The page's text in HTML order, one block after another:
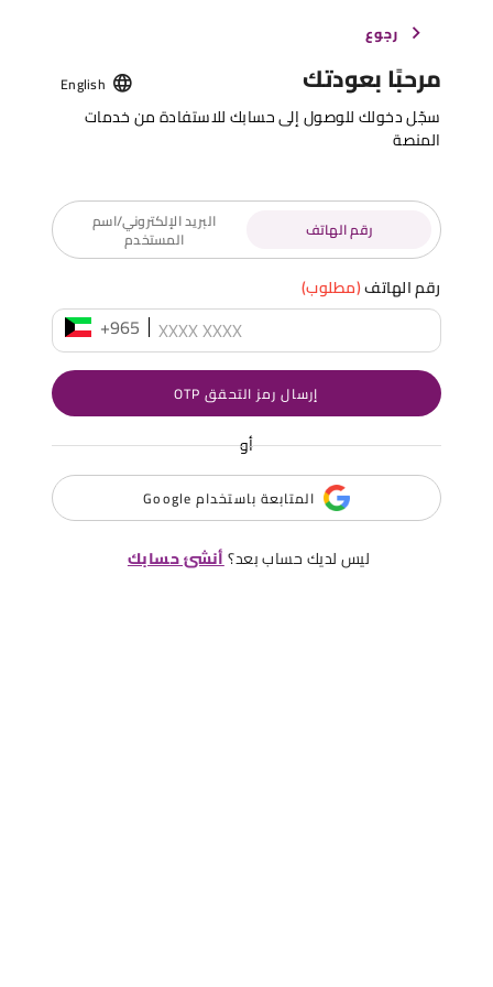
رجوع
مرحبًا بعودتك English
سجّل دخولك للوصول إلى حسابك للاستفادة من خدمات
المنصة
رقم الهاتف البريد الإلكتروني/اسم
المستخدم
رقم الهاتف(مطلوب)
+965
إرسال رمز التحقق OTP
أو
المتابعة باستخدام Google
ليس لديك حساب بعد؟أنشئ حسابك